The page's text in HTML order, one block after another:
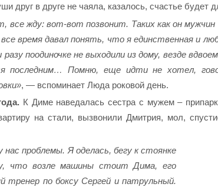
друг в друге не чаяла, казалось, счастье будет
все жду: вот-вот позвонит. Таких как он мужчин
время давал понять, что я единственная и
поодиночке не выходили из дому, везде
последним… Помню, еще идти не хотел,
, — вспоминает Люда роковой день.
К Диме наведалась сестра с мужем –
на стали, вызвонили Дмитрия, мол,
проблемы. Я оделась, бегу к стоянке
что возле машины стоит Дима, его
по боксу Сергей и патрульный.